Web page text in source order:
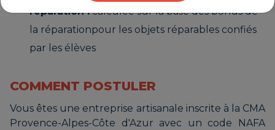
réparation :calculée sur la base des bonus de
la réparationpour les objets réparables confiés
par les élèves
COMMENT POSTULER
Vous êtes une entreprise artisanale inscrite à la CMA
Provence-Alpes-Côte d'Azur avec un code NAFA